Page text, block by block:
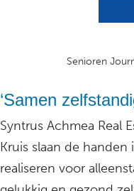
Senioren
‘Samen
Syntrus Achmea Real
Kruis slaan de
realiseren voor